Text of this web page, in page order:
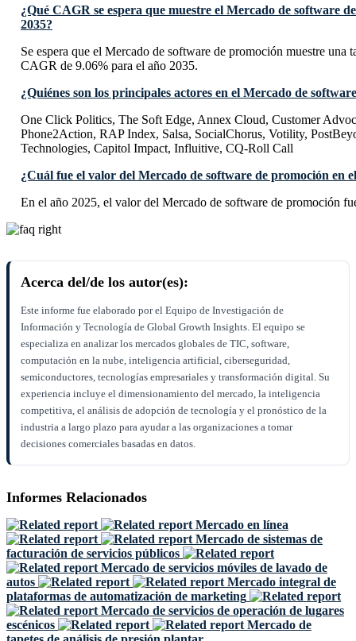
¿Qué CAGR se espera que muestre el Mercado de software
2035?
Se espera que el Mercado de software de promoción muestre una
CAGR de 9.06% para el año 2035.
¿Quiénes son los principales actores en el Mercado de
One Click Politics, The Soft Edge, Annex Cloud, Customer
Phone2Action, RAP Index, Salsa, SocialChorus, Votility,
Technologies, Capitol Impact, Influitive, CQ-Roll Call
¿Cuál fue el valor del Mercado de software de promoción en
En el año 2025, el valor del Mercado de software de promoción
Acerca del/de los autor(es):
Este informe fue elaborado por el Equipo de Investigación de
Información y Tecnología de Global Growth Insights. El equipo se
especializa en analizar los mercados globales de TIC, software,
computación en la nube, inteligencia artificial, ciberseguridad,
semiconductores, tecnologías empresariales y transformación digital. Su
experiencia incluye el dimensionamiento del mercado, la inteligencia
competitiva, el análisis de adopción de tecnología y el pronóstico de la
industria a largo plazo para ayudar a las organizaciones a tomar
decisiones comerciales basadas en datos.
Informes Relacionados
Mercado en línea
Mercado de sistemas de
facturación de servicios públicos
Mercado de servicios móviles de lavado de
autos
Mercado integral de
plataformas de automatización de marketing
Mercado de servicios de operación de lugares
escénicos
Mercado de